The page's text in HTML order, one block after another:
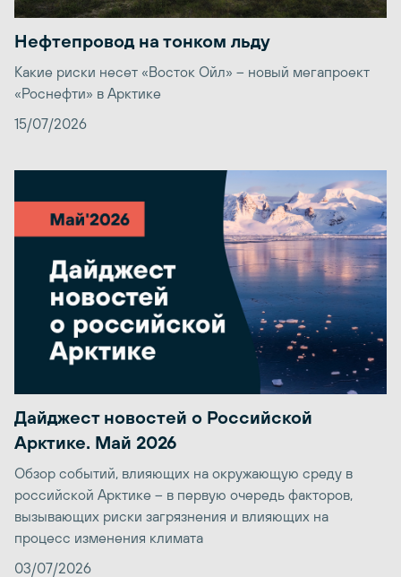
Нефтепровод на тонком льду
Какие риски несет «Восток Ойл» – новый мегапроект
«Роснефти» в Арктике
15/07/2026
Дайджест новостей о Российской
Арктике. Май 2026
Обзор событий, влияющих на окружающую среду в
российской Арктике – в первую очередь факторов,
вызывающих риски загрязнения и влияющих на
процесс изменения климата
03/07/2026